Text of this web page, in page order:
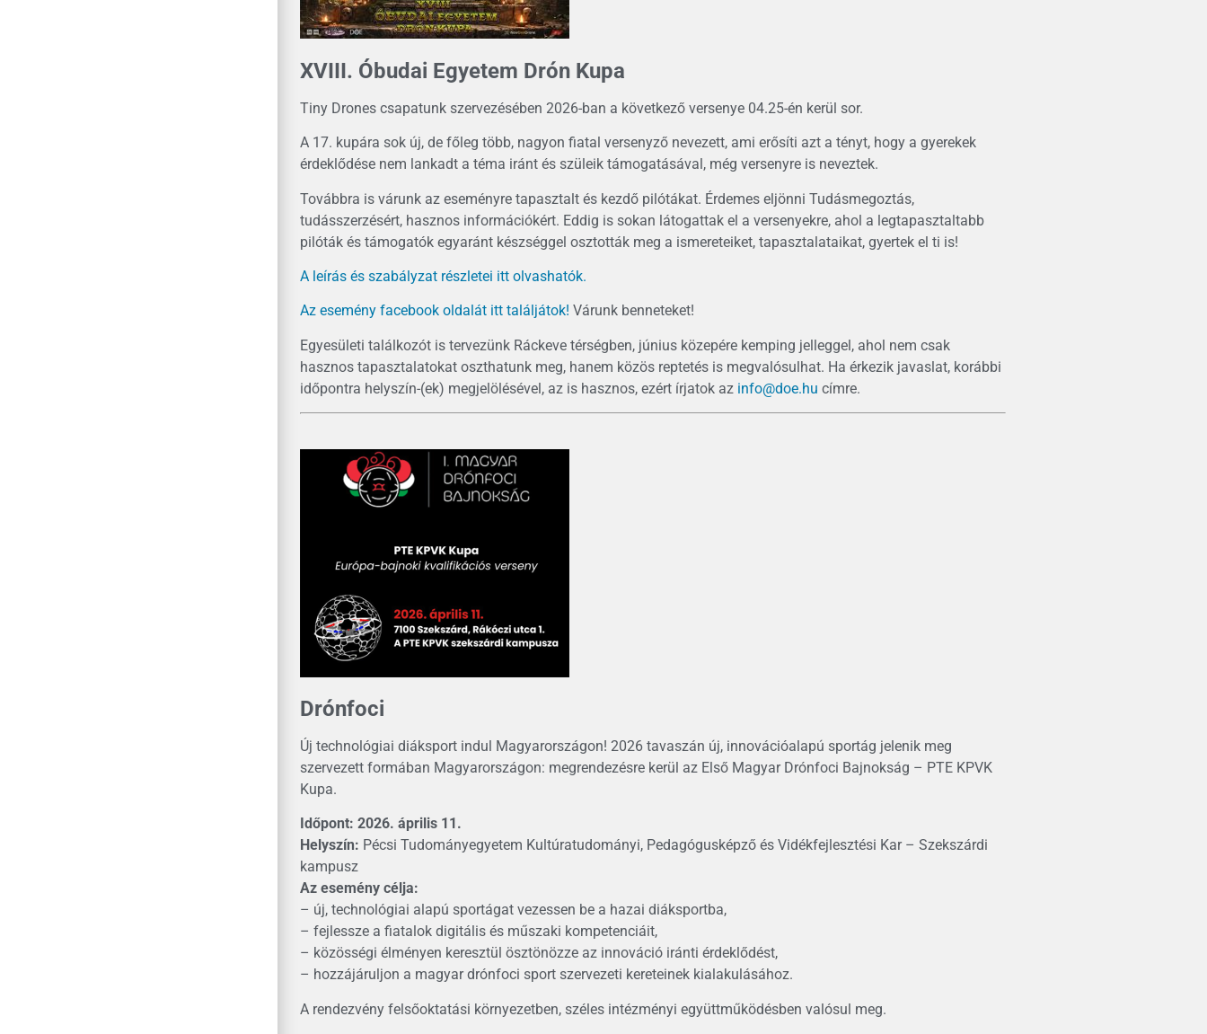
XVIII. Óbudai Egyetem Drón Kupa
Tiny Drones csapatunk szervezésében 2026-ban a következő versenye 04.25-én kerül sor.
A 17. kupára sok új, de főleg több, nagyon fiatal versenyző nevezett, ami erősíti azt a tényt, hogy a gyerekek
érdeklődése nem lankadt a téma iránt és szüleik támogatásával, még versenyre is neveztek.
Továbbra is várunk az eseményre tapasztalt és kezdő pilótákat. Érdemes eljönni Tudásmegoztás,
tudásszerzésért, hasznos információkért. Eddig is sokan látogattak el a versenyekre, ahol a legtapasztaltabb
pilóták és támogatók egyaránt készséggel osztották meg a ismereteiket, tapasztalataikat, gyertek el ti is!
A leírás és szabályzat részletei itt olvashatók.
Az esemény facebook oldalát itt találjátok! Várunk benneteket!
Egyesületi találkozót is tervezünk Ráckeve térségben, június közepére kemping jelleggel, ahol nem csak
hasznos tapasztalatokat oszthatunk meg, hanem közös reptetés is megvalósulhat. Ha érkezik javaslat, korábbi
időpontra helyszín-(ek) megjelölésével, az is hasznos, ezért írjatok az info@doe.hu címre.
Drónfoci
Új technológiai diáksport indul Magyarországon! 2026 tavaszán új, innovációalapú sportág jelenik meg
szervezett formában Magyarországon: megrendezésre kerül az Első Magyar Drónfoci Bajnokság – PTE KPVK
Kupa.
Időpont: 2026. április 11.
Helyszín: Pécsi Tudományegyetem Kultúratudományi, Pedagógusképző és Vidékfejlesztési Kar – Szekszárdi
kampusz
Az esemény célja:
– új, technológiai alapú sportágat vezessen be a hazai diáksportba,
– fejlessze a fiatalok digitális és műszaki kompetenciáit,
– közösségi élményen keresztül ösztönözze az innováció iránti érdeklődést,
– hozzájáruljon a magyar drónfoci sport szervezeti kereteinek kialakulásához.
A rendezvény felsőoktatási környezetben, széles intézményi együttműködésben valósul meg.